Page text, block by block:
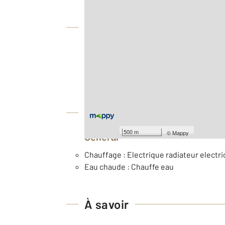
500 m ©Mappy
Équipements
Général
Chauffage : Electrique radiateur
Eau chaude : Chauffe eau
À savoir